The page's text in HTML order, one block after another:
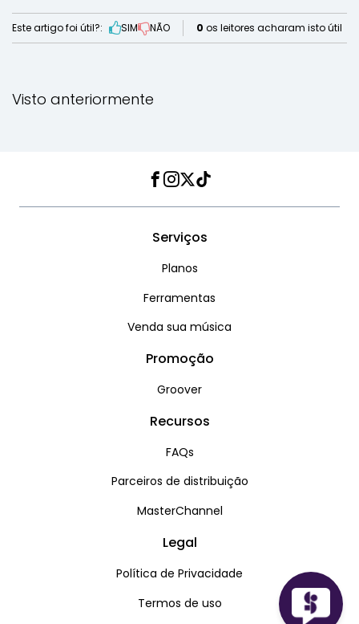
Este artigo foi útil?: SIM NÃO 0 os leitores acharam isto útil
Visto anteriormente
Facebook
Instagram
Twitter
TikTok
Serviços
Planos
Ferramentas
Venda sua música
Promoção
Groover
Recursos
FAQs
Parceiros de distribuição
MasterChannel
Legal
Política de Privacidade
Termos de uso